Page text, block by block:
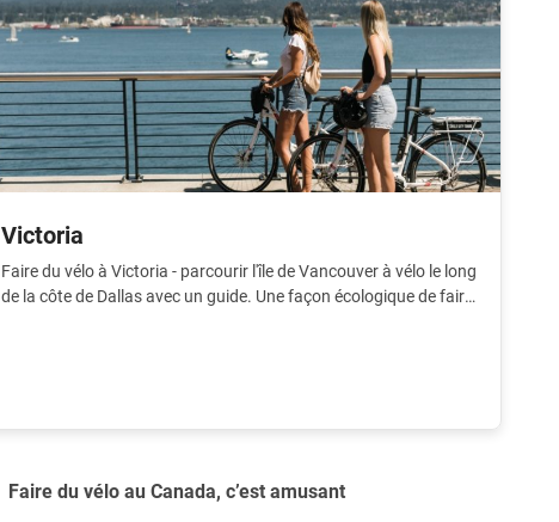
Victoria
Faire du vélo à Victoria - parcourir l'île de Vancouver à vélo le long
de la côte de Dallas avec un guide. Une façon écologique de faire
Faire du vélo au Canada, c’est amusant